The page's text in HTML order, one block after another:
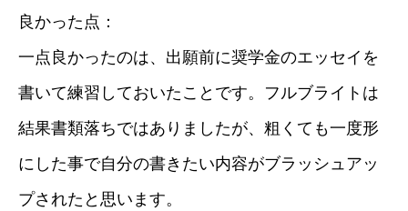
良かった点：
一点良かったのは、出願前に奨学金のエッセイを
書いて練習しておいたことです。フルブライトは
結果書類落ちではありましたが、粗くても一度形
にした事で自分の書きたい内容がブラッシュアッ
プされたと思います。